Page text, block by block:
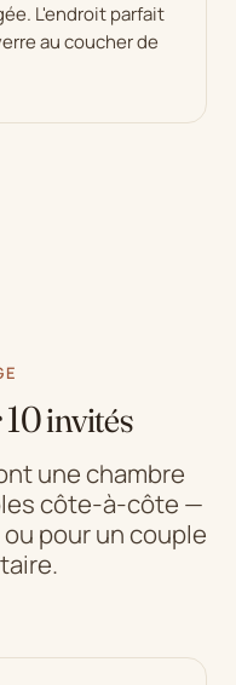
L'endroit parfait
au coucher de
invités
une chambre
côte-à-côte —
pour un couple